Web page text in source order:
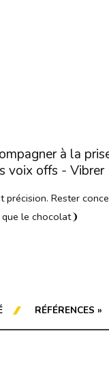
à la
voix offs - Vibrer
Rester
que le chocolat❩
RÉFÉRENCES »